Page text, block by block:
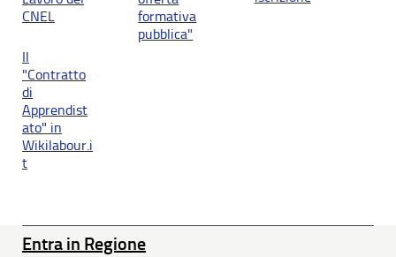
CNEL
Il
"Contratto
di
Apprendist
ato" in
Wikilabour.i
t
formativa
pubblica"
Entra in Regione